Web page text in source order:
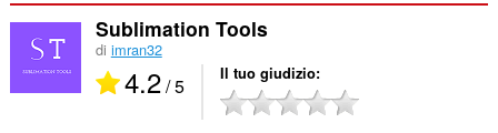
Sublimation Tools
di imran32
4.2/ 5 Il tuo giudizio